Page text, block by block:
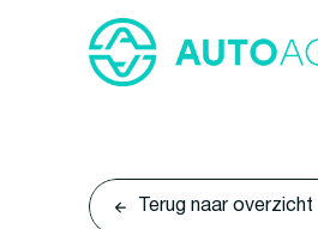
Terug naar overzicht